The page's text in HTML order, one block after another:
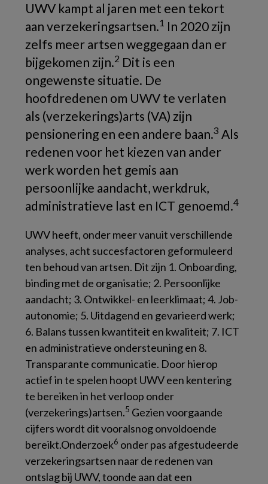
UWV kampt al jaren met een tekort
aan verzekeringsartsen.1 In 2020 zijn
zelfs meer artsen weggegaan dan er
bijgekomen zijn.2 Dit is een
ongewenste situatie. De
hoofdredenen om UWV te verlaten
als (verzekerings)arts (VA) zijn
pensionering en een andere baan.3 Als
redenen voor het kiezen van ander
werk worden het gemis aan
persoonlijke aandacht, werkdruk,
administratieve last en ICT genoemd.4
UWV heeft, onder meer vanuit verschillende
analyses, acht succesfactoren geformuleerd
ten behoud van artsen. Dit zijn 1. Onboarding,
binding met de organisatie; 2. Persoonlijke
aandacht; 3. Ontwikkel- en leerklimaat; 4. Job-
autonomie; 5. Uitdagend en gevarieerd werk;
6. Balans tussen kwantiteit en kwaliteit; 7. ICT
en administratieve ondersteuning en 8.
Transparante communicatie. Door hierop
actief in te spelen hoopt UWV een kentering
te bereiken in het verloop onder
(verzekerings)artsen.5 Gezien voorgaande
cijfers wordt dit vooralsnog onvoldoende
bereikt.Onderzoek6 onder pas afgestudeerde
verzekeringsartsen naar de redenen van
ontslag bij UWV, toonde aan dat een